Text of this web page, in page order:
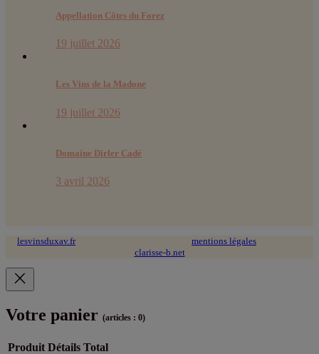
Appellation Côtes du Forez
19 juillet 2026
Les Vins de la Madone
19 juillet 2026
Domaine Dirler Cadé
3 avril 2026
lesvinsduxav.fr© 2024 tous droits réservés ~ mentions légales
clarisse-b.net
Votre panier (articles : 0)
Produit Détails Total